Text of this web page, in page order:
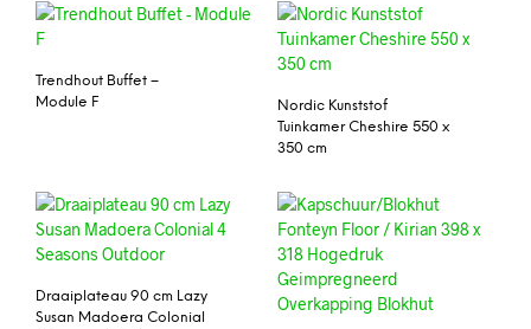
Trendhout Buffet –
Module F
Nordic Kunststof
Tuinkamer Cheshire 550 x
350 cm
Draaiplateau 90 cm Lazy
Susan Madoera Colonial